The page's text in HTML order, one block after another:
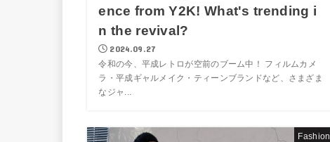
ence from Y2K! What's trending i
n the revival?
2024.09.27
令和の今、平成レトロが空前のブーム中！ フィルムカメ
ラ・平成ギャルメイク・ティーンブランドなど、さまざま
なジャ...
Fashion